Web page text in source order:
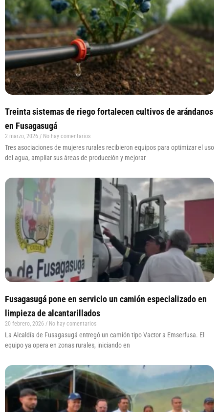
Treinta sistemas de riego fortalecen cultivos de arándanos
en Fusagasugá
2 marzo, 2026 No hay comentarios
Tres asociaciones de mujeres rurales recibieron equipos para optimizar el uso
del agua, ampliar sus áreas de producción y mejorar
Fusagasugá pone en servicio un camión especializado en
limpieza de alcantarillados
20 febrero, 2026 No hay comentarios
La Alcaldía de Fusagasugá entregó un camión tipo Vactor a Emserfusa. El
equipo ya opera en zonas rurales, iniciando en